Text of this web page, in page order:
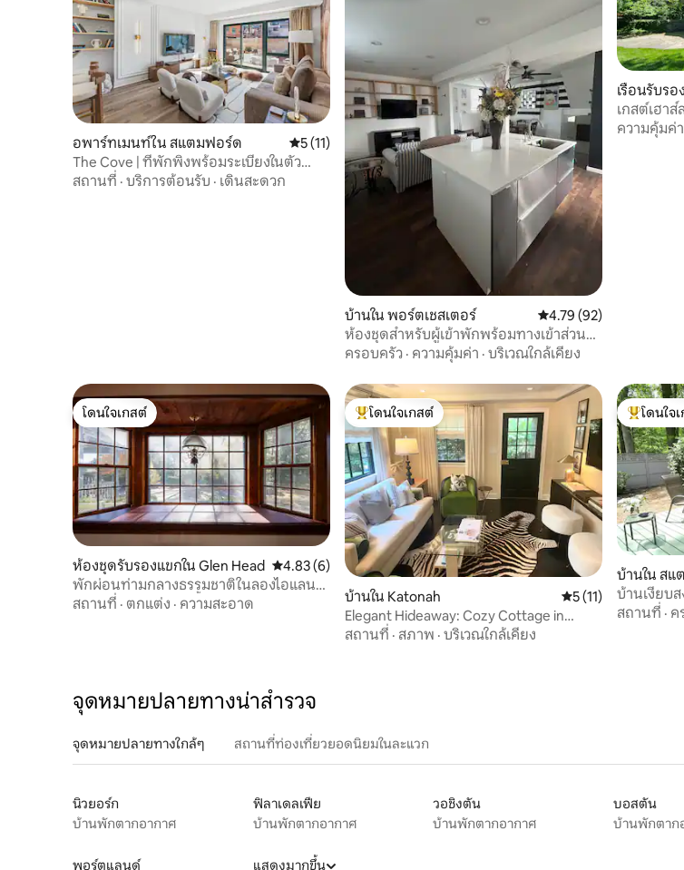
อพาร์ทเมนท์ใน สแตมฟอร์ด คะแนนเฉลี่ย 5 จาก 5, 11 รีวิว
5 (11)
The Cove | ที่พักพิงพร้อมระเบียงในตัว
เมืองสแตมฟอร์ด
สถานที่ · บริการต้อนรับ · เดินสะดวก
บ้านใน พอร์ตเชสเตอร์ คะแนนเฉลี่ย 4.79 จาก 5,
4.79 (92)
ห้องชุดสำหรับผู้เข้าพักพร้อมทางเข้าส่วน
ตัว
ครอบครัว · ความคุ้มค่า · บริเวณใกล้เคียง
เรือนรับรอ
เกสต์เฮา
ความคุ้มค่า
โดนใจเกสต์
โดนใจเกสต์
ห้องชุดรับรองแขกใน Glen Head คะแนนเฉลี่ย 4.83 จาก 5, 6 รีวิว
4.83 (6)
พักผ่อนท่ามกลางธรรมชาติในลองไอแลนด์
+ เพโลตัน + สระว่ายน้ำส่วนรวม
สถานที่ · ตกแต่ง · ความสะอาด
โดนใจเกสต์ที่สุด
โดนใจเกสต์
บ้านใน Katonah คะแนนเฉลี่ย 5 จาก 5,
5 (11)
Elegant Hideaway: Cozy Cottage in
Katonah, NY
สถานที่ · สภาพ · บริเวณใกล้เคียง
โดนใจเ
โดนใจ
บ้านใน ส
บ้านเงียบ
- 40 นาที
สถานที่ · ค
จุดหมายปลายทางน่าสำรวจ
จุดหมายปลายทางใกล้ๆ สถานที่ท่องเที่ยวยอดนิยมในละแวก
นิวยอร์ก
บ้านพักตากอากาศ
ฟิลาเดลเฟีย
บ้านพักตากอากาศ
วอชิงตัน
บ้านพักตากอากาศ
บอสตัน
บ้านพักตาก
พอร์ตแลนด์ แสดงมากขึ้น